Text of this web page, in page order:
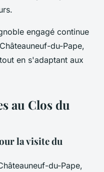
engagé continue
du-Pape,
en s'adaptant aux
au Clos du
la visite du
du-Pape,